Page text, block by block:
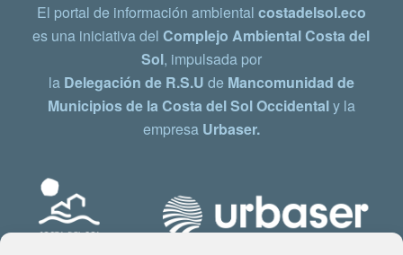
El portal de información ambiental costadelsol.eco
es una iniciativa delComplejo Ambiental Costa del
Sol, impulsada por
la Delegación de R.S.U de Mancomunidad de
Municipios de la Costa del Sol Occidentaly la
empresa Urbaser.